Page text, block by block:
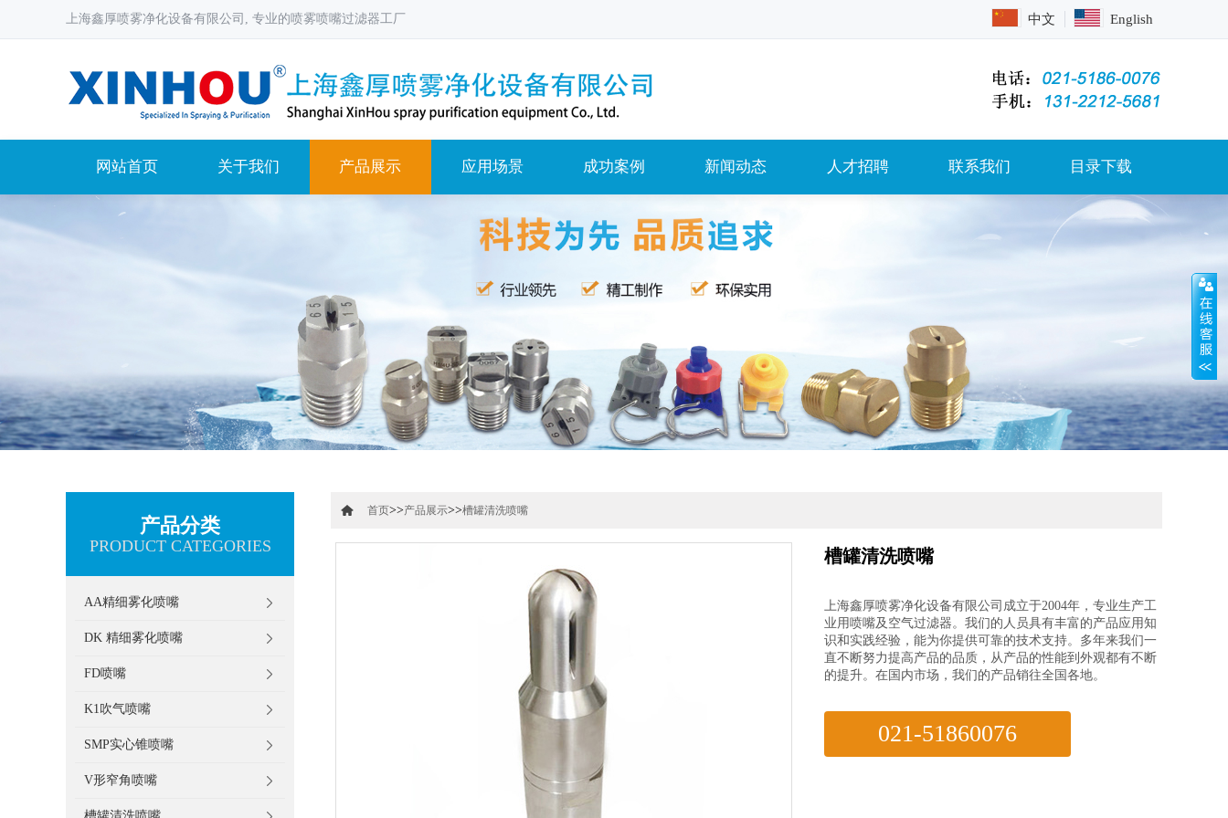
上海鑫厚喷雾净化设备有限公司, 专业的喷雾喷嘴过滤器工厂 中文 English
网站首页 关于我们 产品展示 应用场景 成功案例 新闻动态 人才招聘 联系我们 目录下载
产品分类
PRODUCT CATEGORIES
AA精细雾化喷嘴
DK 精细雾化喷嘴
FD喷嘴
K1吹气喷嘴
SMP实心锥喷嘴
V形窄角喷嘴
首页>>产品展示>>槽罐清洗喷嘴
槽罐清洗喷嘴
上海鑫厚喷雾净化设备有限公司成立于2004年，专业生产工
业用喷嘴及空气过滤器。我们的人员具有丰富的产品应用知
识和实践经验，能为你提供可靠的技术支持。多年来我们一
直不断努力提高产品的品质，从产品的性能到外观都有不断
的提升。在国内市场，我们的产品销往全国各地。
021-51860076